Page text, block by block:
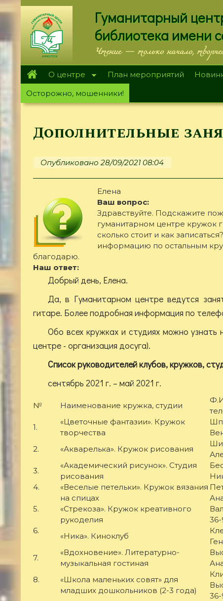
Перейти
к
основному
содержанию
Гуманитарный
библиотека имени
Чтение — только начало,
О центре План мероприятий
Осторожно, мошенники!
Дополнительные
Опубликовано 28/09/2021 08:04
Елена
Ваш вопрос:
Здравствуйте. Подскажите
гуманитарном центре кружок
сколько стоит и как
информацию по остальным
благодарю.
Наш ответ:
Добрый день, Елена.
Да, в Гуманитарном центре ведутся
гитаре. Более подробная информация по
Обо всех кружках и студиях можно
центре - организация досуга).
Список руководителейклубов, кружков,
сентябрь 2021 г. – май 2021 г.
№ Наименование кружка, студии
1.
«Цветочные фантазии». Кружок
творчества
2.
«Акварелька». Кружок рисования
3.
«Академический рисунок». Студия
рисования
4.
«Веселые петельки». Кружок вязания
на спицах
5.
«Стрекоза». Кружок креативного
рукоделия
6.
«Ника». Киноклуб
7.
«Вдохновение». Литературно-
музыкальная гостиная
8.
«Школа маленьких совят» для
младших дошкольников (2-3 года)